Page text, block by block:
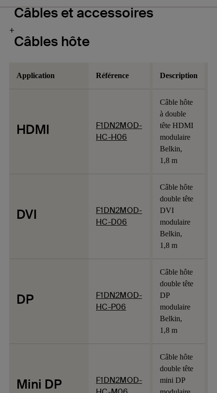
Câbles et accessoires
+
Câbles hôte
Application Référence Description
HDMI
F1DN2MOD-
HC-H06
Câble hôte
à double
tête HDMI
modulaire
Belkin,
1,8 m
DVI
F1DN2MOD-
HC-D06
Câble hôte
double tête
DVI
modulaire
Belkin,
1,8 m
DP
F1DN2MOD-
HC-P06
Câble hôte
double tête
DP
modulaire
Belkin,
1,8 m
Mini DP
F1DN2MOD-
Câble hôte
double tête
mini DP